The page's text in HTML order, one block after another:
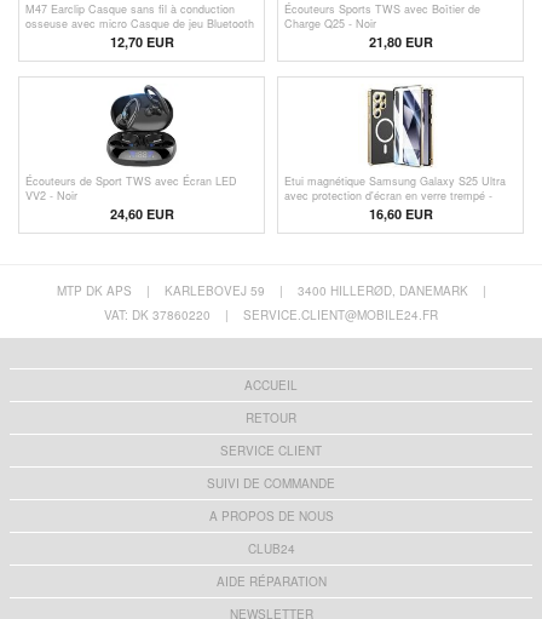
M47 Earclip Casque sans fil à conduction
osseuse avec micro Casque de jeu Bluetooth
5.3 Casque de sport à réduction de bruit -
12,70EUR
Écouteurs Sports TWS avec Boîtier de
Charge Q25 - Noir
21,80EUR
Écouteurs de Sport TWS avec Écran LED
VV2 - Noir
24,60EUR
Etui magnétique Samsung Galaxy S25 Ultra
avec protection d'écran en verre trempé -
Compatible MagSafe - Or
16,60EUR
MTP DK APS | KARLEBOVEJ 59 | 3400 HILLERØD, DANEMARK
|
VAT: DK 37860220
| SERVICE.CLIENT@MOBILE24.FR
ACCUEIL
RETOUR
SERVICE CLIENT
SUIVI DE COMMANDE
A PROPOS DE NOUS
CLUB24
AIDE RÉPARATION
NEWSLETTER